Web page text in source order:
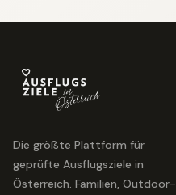
Die größte Plattform für
geprüfte Ausflugsziele in
Österreich. Familien, Outdoor-